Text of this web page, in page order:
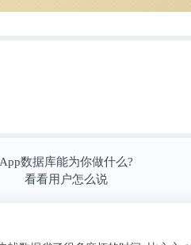
要客户来自政府城市
业紧随其后，占比分别
App数据库能为你做什么?
看看用户怎么说